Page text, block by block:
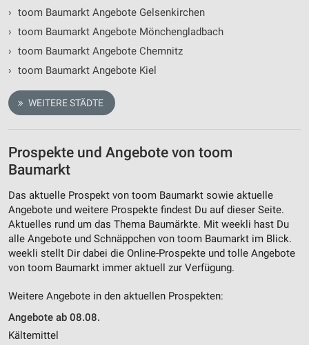
› toom Baumarkt Angebote Gelsenkirchen
› toom Baumarkt Angebote Mönchengladbach
› toom Baumarkt Angebote Chemnitz
› toom Baumarkt Angebote Kiel
WEITERE STÄDTE
Prospekte und Angebote von toom
Baumarkt
Das aktuelle Prospekt von toom Baumarkt sowie aktuelle
Angebote und weitere Prospekte findest Du auf dieser Seite.
Aktuelles rund um das Thema Baumärkte. Mit weekli hast Du
alle Angebote und Schnäppchen von toom Baumarkt im Blick.
weekli stellt Dir dabei die Online-Prospekte und tolle Angebote
von toom Baumarkt immer aktuell zur Verfügung.
Weitere Angebote in den aktuellen Prospekten:
Angebote ab 08.08.
Kältemittel